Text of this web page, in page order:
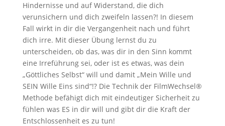
Hindernisse und auf Widerstand, die dich
verunsichern und dich zweifeln lassen?! In diesem
Fall wirkt in dir die Vergangenheit nach und führt
dich irre. Mit dieser Übung lernst du zu
unterscheiden, ob das, was dir in den Sinn kommt
eine Irreführung sei, oder ist es etwas, was dein
„Göttliches Selbst“ will und damit „Mein Wille und
SEIN Wille Eins sind“!? Die Technik der FilmWechsel®
Methode befähigt dich mit eindeutiger Sicherheit zu
fühlen was ES in dir will und gibt dir die Kraft der
Entschlossenheit es zu tun!